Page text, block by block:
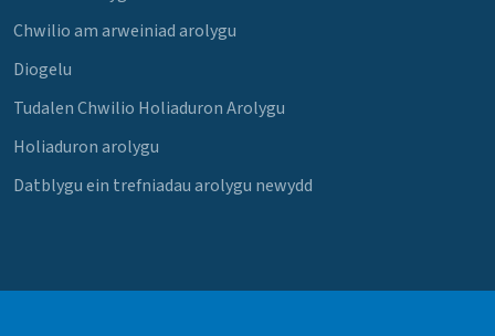
Chwilio am arweiniad arolygu
Diogelu
Tudalen Chwilio Holiaduron Arolygu
Holiaduron arolygu
Datblygu ein trefniadau arolygu newydd